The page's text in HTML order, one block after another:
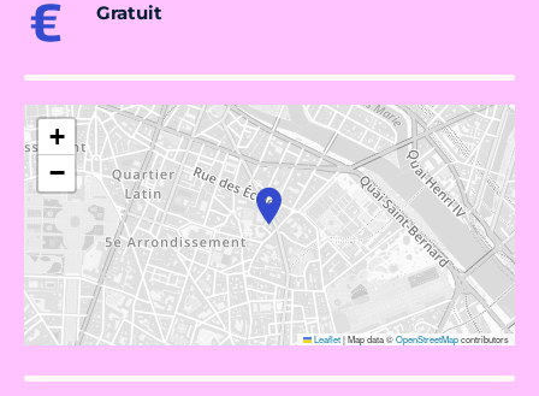
Gratuit
+
−
Leaflet|Map data ©OpenStreetMapcontributors